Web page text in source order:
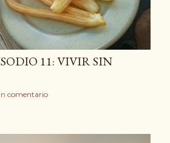
11: VIVIR SIN
comentario